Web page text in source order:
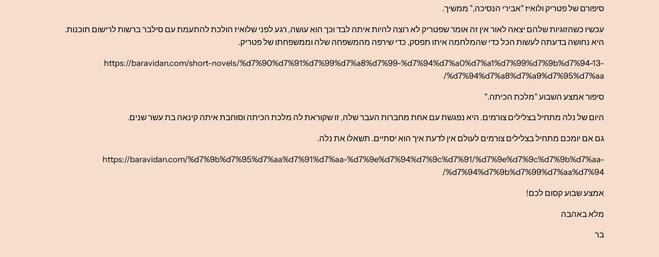
סיפורם של פטריק ולואיז "אבירי הנסיכה," ממשיך.
עכשיו כשהזוגיות שלהם יצאה לאור אין זה אומר שפטריק לא רוצה להיות איתה לבד וכך הוא עושה, רגע לפני שלואיז הולכת להתעמת עם סילבר ברשות לרישום תוכנות.
היא נחושה בדעתה לעשות הכל כדי שהמלחמה איתו תפסק, כדי שירפה מהמשפחה שלה וממשפחתו של פטריק.
https://baravidan.com/short-novels/%d7%90%d7%91%d7%99%d7%a8%d7%99-%d7%94%d7%a0%d7%a1%d7%99%d7%9b%d7%94-13-
%d7%94%d7%a8%d7%a9%d7%95%d7%aa/
סיפור אמצע השבוע "מלכת הכיתה."
היום של נלה מתחיל בצלילים צורמים. היא נפגשת עם אחת מחברות העבר שלה, זו שקוראת לה מלכת הכיתה וסוחבת איתה קינאה בת עשר שנים.
גם אם יומכם מתחיל בצלילים צורמים לעולם אין לדעת איך הוא יסתיים. תשאלו את נלה.
https://baravidan.com/%d7%9b%d7%95%d7%aa%d7%91%d7%aa-%d7%9e%d7%94%d7%9c%d7%91/%d7%9e%d7%9c%d7%9b%d7%aa-
%d7%94%d7%9b%d7%99%d7%aa%d7%94/
אמצע שבוע קסום לכם!
מלא באהבה
בר